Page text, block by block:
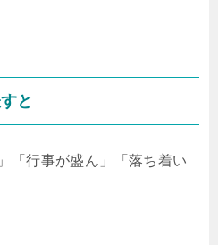
と
「行事が盛ん」「落ち着い